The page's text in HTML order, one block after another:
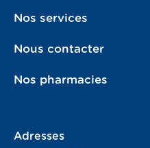
Nos services
Nous contacter
Nos pharmacies
Adresses